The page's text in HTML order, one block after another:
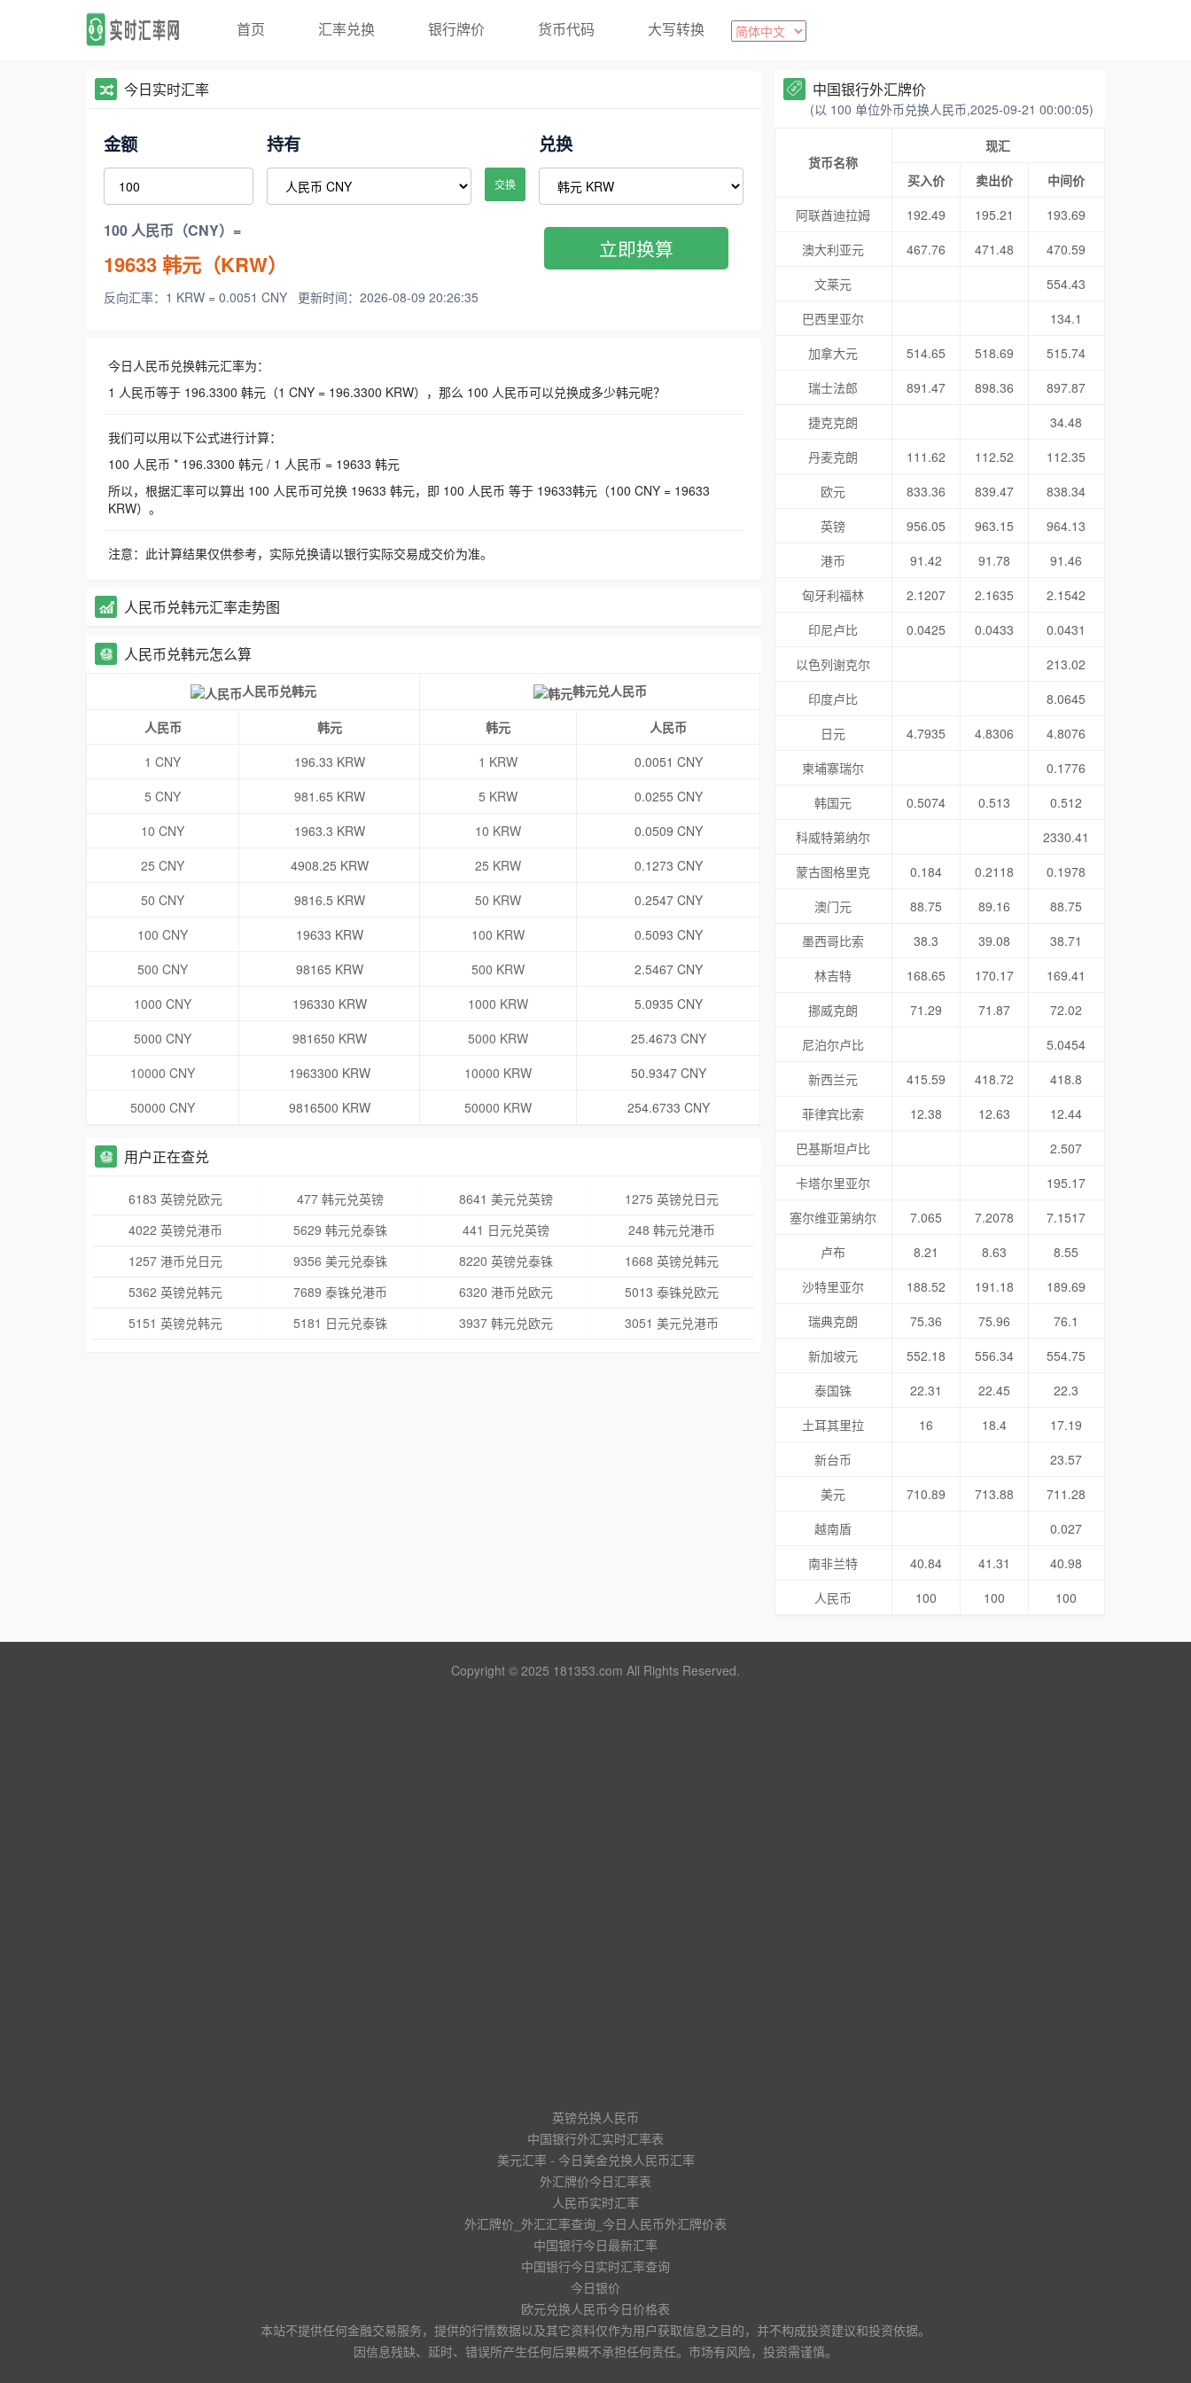
首页 汇率兑换 银行牌价 货币代码 大写转换
今日实时汇率
金额 持有
交换
兑换
100 人民币（CNY）=
19633韩元（KRW）
反向汇率：1 KRW = 0.0051 CNY 更新时间：2026-08-09 20:26:35
立即换算
今日人民币兑换韩元汇率为：
1 人民币等于 196.3300 韩元（1 CNY = 196.3300 KRW），那么 100 人民币可以兑换成多少韩元呢？
我们可以用以下公式进行计算：
100 人民币 * 196.3300 韩元 / 1 人民币 = 19633 韩元
所以，根据汇率可以算出 100 人民币可兑换 19633 韩元，即 100 人民币 等于 19633韩元（100 CNY = 19633
KRW）。
注意：此计算结果仅供参考，实际兑换请以银行实际交易成交价为准。
人民币兑韩元汇率走势图
人民币兑韩元怎么算
人民币兑韩元 韩元兑人民币
人民币 韩元 韩元
人民币
1 CNY
196.33 KRW 1 KRW
0.0051 CNY
5 CNY
981.65 KRW 5 KRW
0.0255 CNY
10 CNY
1963.3 KRW 10 KRW
0.0509 CNY
25 CNY
4908.25 KRW 25 KRW
0.1273 CNY
50 CNY
9816.5 KRW 50 KRW
0.2547 CNY
100 CNY
19633 KRW 100 KRW
0.5093 CNY
500 CNY
98165 KRW 500 KRW
2.5467 CNY
1000 CNY
196330 KRW 1000 KRW
5.0935 CNY
5000 CNY
981650 KRW 5000 KRW
25.4673 CNY
10000 CNY
1963300 KRW 10000 KRW
50.9347 CNY
50000 CNY
9816500 KRW 50000 KRW 254.6733 CNY
用户正在查兑
6183 英镑兑欧元 477 韩元兑英镑 8641 美元兑英镑
1275 英镑兑日元
4022 英镑兑港币
5629 韩元兑泰铢 441 日元兑英镑
248 韩元兑港币
1257 港币兑日元
9356 美元兑泰铢 8220 英镑兑泰铢
1668 英镑兑韩元
5362 英镑兑韩元
7689 泰铢兑港币 6320 港币兑欧元
5013 泰铢兑欧元
5151 英镑兑韩元
5181 日元兑泰铢 3937 韩元兑欧元 3051 美元兑港币
中国银行外汇牌价
(以 100 单位外币兑换人民币,2025-09-21 00:00:05)
货币名称
现汇
买入价
卖出价
中间价
阿联酋迪拉姆
192.49 195.21
193.69
澳大利亚元
467.76 471.48
470.59
文莱元
554.43
巴西里亚尔
134.1
加拿大元
514.65 518.69
515.74
瑞士法郎
891.47 898.36
897.87
捷克克朗
34.48
丹麦克朗
111.62 112.52
112.35
欧元
833.36 839.47
838.34
英镑
956.05 963.15
964.13
港币
91.42 91.78
91.46
匈牙利福林
2.1207 2.1635
2.1542
印尼卢比
0.0425 0.0433
0.0431
以色列谢克尔
213.02
印度卢比
8.0645
日元
4.7935 4.8306
4.8076
柬埔寨瑞尔
0.1776
韩国元
0.5074 0.513
0.512
科威特第纳尔
2330.41
蒙古图格里克
0.184 0.2118
0.1978
澳门元
88.75 89.16
88.75
墨西哥比索
38.3 39.08
38.71
林吉特
168.65 170.17
169.41
挪威克朗
71.29 71.87
72.02
尼泊尔卢比
5.0454
新西兰元
415.59 418.72
418.8
菲律宾比索
12.38 12.63
12.44
巴基斯坦卢比
2.507
卡塔尔里亚尔
195.17
塞尔维亚第纳尔
7.065 7.2078
7.1517
卢布
8.21 8.63
8.55
沙特里亚尔
188.52 191.18
189.69
瑞典克朗
75.36 75.96
76.1
新加坡元
552.18 556.34
554.75
泰国铢
22.31 22.45
22.3
土耳其里拉
16 18.4
17.19
新台币
23.57
美元
710.89 713.88
711.28
越南盾
0.027
南非兰特
40.84 41.31
40.98
人民币
100 100 100
Copyright © 2025 181353.com All Rights Reserved.
英镑兑换人民币
中国银行外汇实时汇率表
美元汇率 - 今日美金兑换人民币汇率
外汇牌价今日汇率表
人民币实时汇率
外汇牌价_外汇汇率查询_今日人民币外汇牌价表
中国银行今日最新汇率
中国银行今日实时汇率查询
今日银价
欧元兑换人民币今日价格表
本站不提供任何金融交易服务，提供的行情数据以及其它资料仅作为用户获取信息之目的，并不构成投资建议和投资依据。
因信息残缺、延时、错误所产生任何后果概不承担任何责任。市场有风险，投资需谨慎。